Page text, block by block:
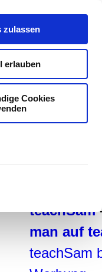
zulassen
erlauben
Cookies
teachSam-
Deutsch-
-Politik
Didaktik-
teachSam
man auf
teachSam